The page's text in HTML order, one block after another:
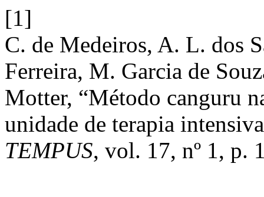
[1]
C. de Medeiros, A. L. dos
Ferreira, M. Garcia de
Motter, “Método canguru
unidade de terapia
TEMPUS, vol. 17, nº 1, p.